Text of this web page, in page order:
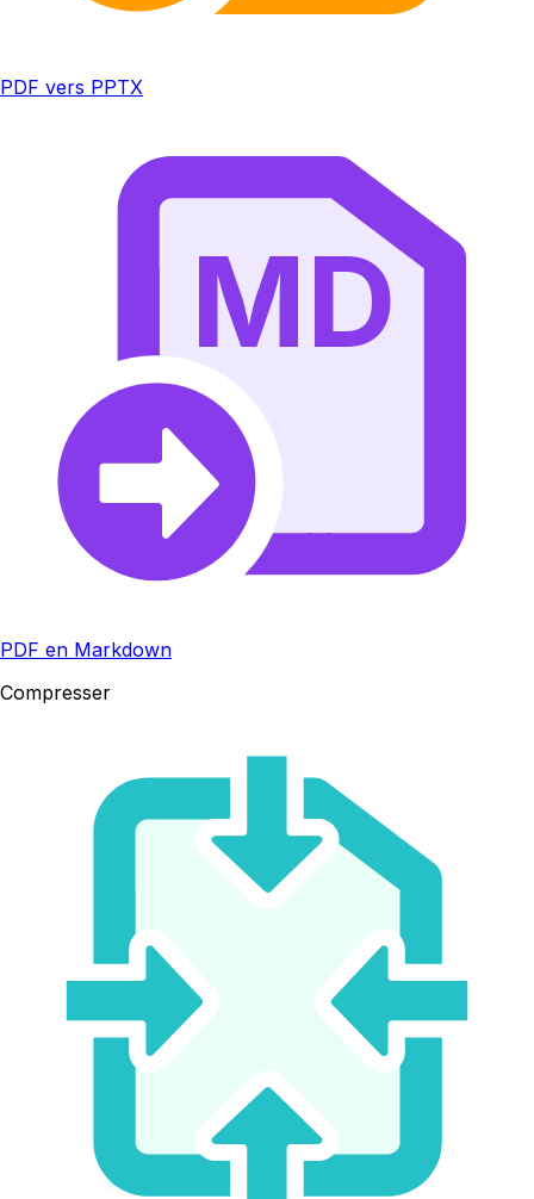
PDF vers PPTX
MD
PDF en Markdown
Compresser